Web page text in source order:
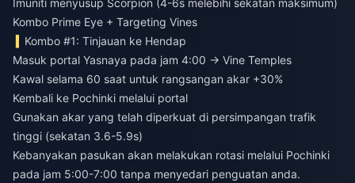
Imuniti menyusup Scorpion (4-6s melebihi sekatan maksimum)
Kombo Prime Eye + Targeting Vines
Kombo #1: Tinjauan ke Hendap
Masuk portal Yasnaya pada jam 4:00 → Vine Temples
Kawal selama 60 saat untuk rangsangan akar +30%
Kembali ke Pochinki melalui portal
Gunakan akar yang telah diperkuat di persimpangan trafik
tinggi (sekatan 3.6-5.9s)
Kebanyakan pasukan akan melakukan rotasi melalui Pochinki
pada jam 5:00-7:00 tanpa menyedari penguatan anda.